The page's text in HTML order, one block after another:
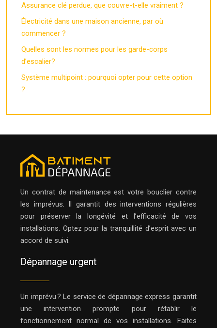
Assurance clé perdue, que couvre-t-elle vraiment ?
Électricité dans une maison ancienne, par où
commencer ?
Quelles sont les normes pour les garde-corps
d’escalier?
Système multipoint : pourquoi opter pour cette option
?
Un contrat de maintenance est votre bouclier contre
les imprévus. Il garantit des interventions régulières
pour préserver la longévité et l’efficacité de vos
installations. Optez pour la tranquillité d’esprit avec un
accord de suivi.
Dépannage urgent
Un imprévu ? Le service de dépannage express garantit
une intervention prompte pour rétablir le
fonctionnement normal de vos installations. Faites